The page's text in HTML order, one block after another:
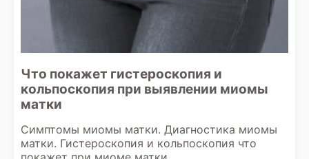
Что покажет гистероскопия и
кольпоскопия при выявлении миомы
матки
Симптомы миомы матки. Диагностика миомы
матки. Гистероскопия и кольпоскопия что